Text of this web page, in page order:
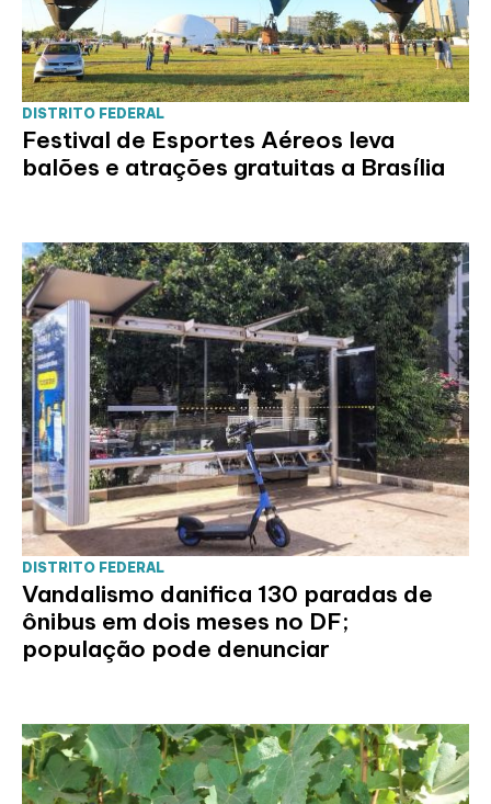
DISTRITO FEDERAL
Festival de Esportes Aéreos leva
balões e atrações gratuitas a Brasília
DISTRITO FEDERAL
Vandalismo danifica 130 paradas de
ônibus em dois meses no DF;
população pode denunciar